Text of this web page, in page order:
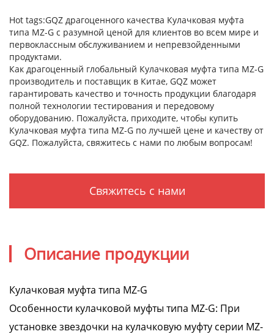
Hot tags:GQZ драгоценного качества Кулачковая муфта
типа MZ-G с разумной ценой для клиентов во всем мире и
первоклассным обслуживанием и непревзойденными
продуктами.
Как драгоценный глобальный Кулачковая муфта типа MZ-G
производитель и поставщик в Китае, GQZ может
гарантировать качество и точность продукции благодаря
полной технологии тестирования и передовому
оборудованию. Пожалуйста, приходите, чтобы купить
Кулачковая муфта типа MZ-G по лучшей цене и качеству от
GQZ. Пожалуйста, свяжитесь с нами по любым вопросам!
Свяжитесь с нами
Описание продукции
Кулачковая муфта типа MZ-G
Особенности кулачковой муфты типа MZ-G: При
установке звездочки на кулачковую муфту серии MZ-